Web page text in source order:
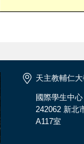
天主教輔仁
國際學生中心
242062 新北
A117室